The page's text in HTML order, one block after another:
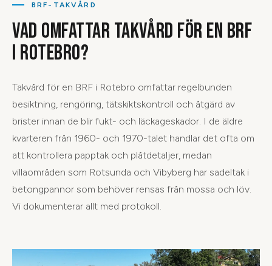
BRF-TAKVÅRD
VAD OMFATTAR TAKVÅRD FÖR EN BRF
I ROTEBRO?
Takvård för en BRF i Rotebro omfattar regelbunden
besiktning, rengöring, tätskiktskontroll och åtgärd av
brister innan de blir fukt- och läckageskador. I de äldre
kvarteren från 1960- och 1970-talet handlar det ofta om
att kontrollera papptak och plåtdetaljer, medan
villaområden som Rotsunda och Vibyberg har sadeltak i
betongpannor som behöver rensas från mossa och löv.
Vi dokumenterar allt med protokoll.